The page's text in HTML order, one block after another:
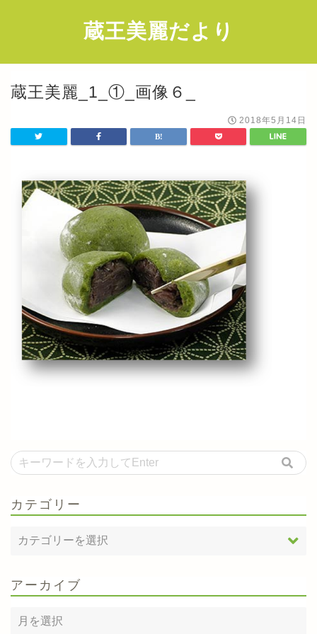
蔵王美麗だより
蔵王美麗_1_①_画像６_
2018年5月14日
カテゴリー
アーカイブ